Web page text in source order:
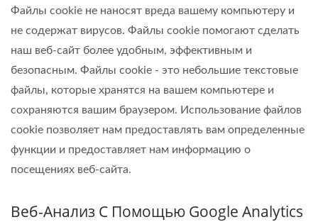
Файлы cookie не наносят вреда вашему компьютеру и
не содержат вирусов. Файлы cookie помогают сделать
наш веб-сайт более удобным, эффективным и
безопасным. Файлы cookie - это небольшие текстовые
файлы, которые хранятся на вашем компьютере и
сохраняются вашим браузером. Использование файлов
cookie позволяет нам предоставлять вам определенные
функции и предоставляет нам информацию о
посещениях веб-сайта.
Веб-Анализ С Помощью Google Analytics